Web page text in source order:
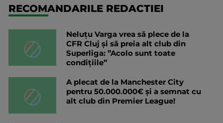
RECOMANDARILE REDACTIEI
Neluțu Varga vrea să plece de la
CFR Cluj și să preia alt club din
Superliga: ”Acolo sunt toate
condițiile”
A plecat de la Manchester City
pentru 50.000.000€ și a semnat cu
alt club din Premier League!